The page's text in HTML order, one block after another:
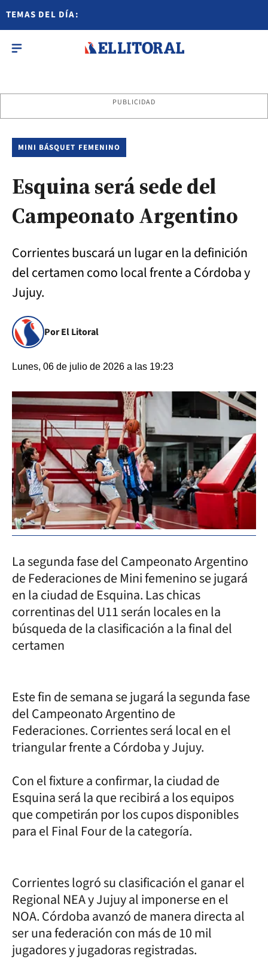
TEMAS DEL DÍA:
PUBLICIDAD
MINI BÁSQUET FEMENINO
Esquina será sede del
Campeonato Argentino
Corrientes buscará un lugar en la definición
del certamen como local frente a Córdoba y
Jujuy.
Por El Litoral
Lunes, 06 de julio de 2026 a las 19:23
La segunda fase del Campeonato Argentino
de Federaciones de Mini femenino se jugará
en la ciudad de Esquina. Las chicas
correntinas del U11 serán locales en la
búsqueda de la clasificación a la final del
certamen
Este fin de semana se jugará la segunda fase
del Campeonato Argentino de
Federaciones. Corrientes será local en el
triangular frente a Córdoba y Jujuy.
Con el fixture a confirmar, la ciudad de
Esquina será la que recibirá a los equipos
que competirán por los cupos disponibles
para el Final Four de la categoría.
Corrientes logró su clasificación el ganar el
Regional NEA y Jujuy al imponerse en el
NOA. Córdoba avanzó de manera directa al
ser una federación con más de 10 mil
jugadores y jugadoras registradas.